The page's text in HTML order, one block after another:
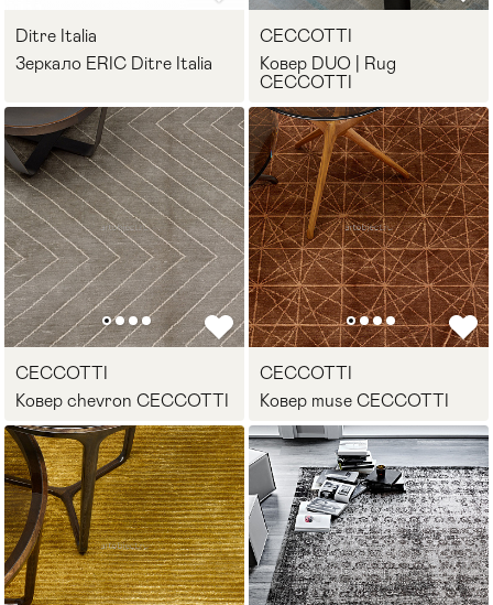
Мягкая мебель >
Кровати
Столы >
Стулья >
Хранение
Комоды и
Мебель
Ditre Italia
Зеркало ERIC Ditre Italia
CECCOTTI
Ковер DUO | Rug
CECCOTTI
CECCOTTI
Ковер chevron CECCOTTI
CECCOTTI
Ковер muse CECCOTTI